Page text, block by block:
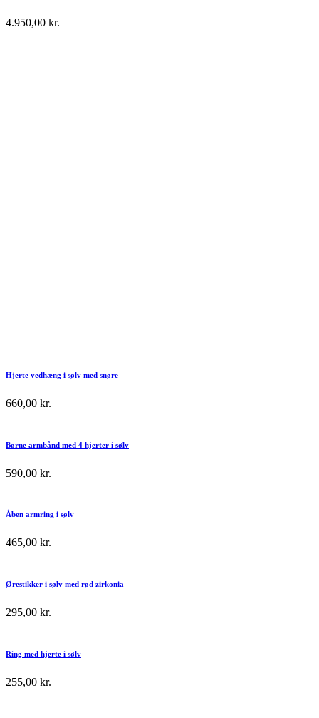
4.950,00 kr.
Hjerte vedhæng i sølv med snøre
660,00 kr.
Børne armbånd med 4 hjerter i sølv
590,00 kr.
Åben armring i sølv
465,00 kr.
Ørestikker i sølv med rød zirkonia
295,00 kr.
Ring med hjerte i sølv
255,00 kr.